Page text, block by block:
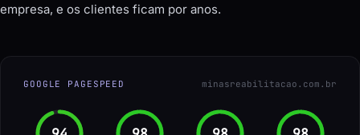
empresa, e os clientes ficam por anos.
GOOGLE PAGESPEED minasreabilitacao.com.br